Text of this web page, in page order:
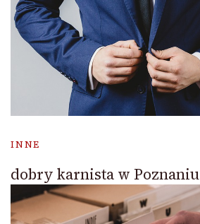
INNE
dobry karnista w Poznaniu